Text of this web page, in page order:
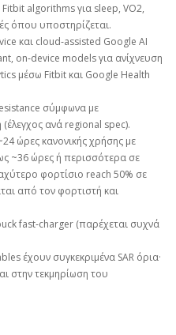
algorithms για sleep, VO2,
όπου υποστηρίζεται.
και cloud‑assisted Google AI
on‑device models για ανίχνευση
μέσω Fitbit και Google Health
σύμφωνα με
ανά regional spec).
ώρες κανονικής χρήσης με
~36 ώρες ή περισσότερα σε
φορτίσιο reach 50% σε
από τον φορτιστή και
fast‑charger (παρέχεται συχνά
έχουν συγκεκριμένα SAR όρια·
στην τεκμηρίωση του